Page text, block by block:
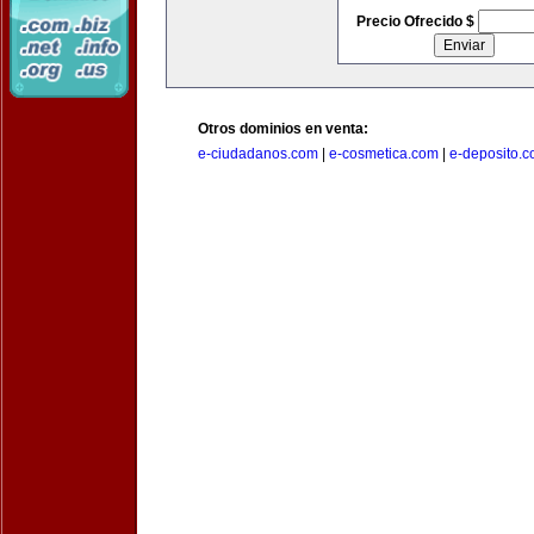
Precio Ofrecido $
Otros dominios en venta:
e-ciudadanos.com
e-cosmetica.com e-